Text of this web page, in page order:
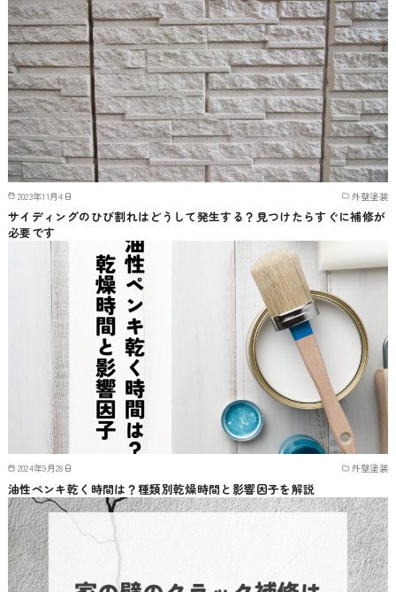
2023年11月4日 外壁塗装
サイディングのひび割れはどうして発生する？見つけたらすぐに補修が
必要です
2024年9月28日 外壁塗装
油性ペンキ乾く時間は？種類別乾燥時間と影響因子を解説